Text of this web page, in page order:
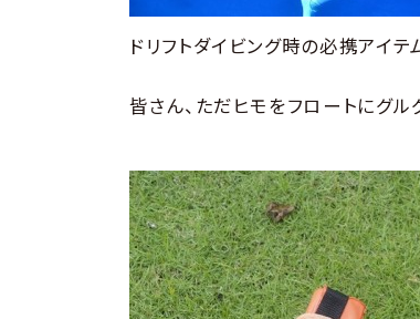
ドリフトダイビング時の必携アイ
皆さん、ただヒモをフロートにグ